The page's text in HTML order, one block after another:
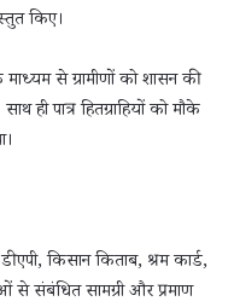
किए।
माध्यम से ग्रामीणों को शासन की
ही पात्र हितग्राहियों को मौके
किसान किताब, श्रम कार्ड,
से संबंधित सामग्री और प्रमाण